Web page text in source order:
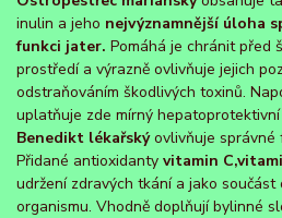
inulin a jeho nejvýznamnější úloha
funkci jater. Pomáhá je chránit před
prostředí a výrazně ovlivňuje jejich
odstraňováním škodlivých toxinů.
uplatňuje zde mírný hepatoprotektivní
Benedikt lékařskýovlivňuje správné
Přidané antioxidanty vitamin C,
udržení zdravých tkání a jako
organismu. Vhodně doplňují bylinné